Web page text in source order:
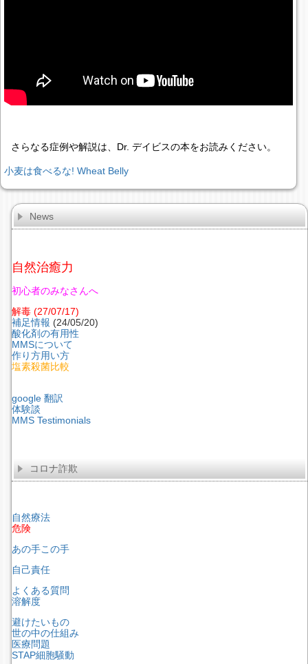
さらなる症例や解説は、Dr. デイビスの本をお読みください。
小麦は食べるな! Wheat Belly
News
自然治癒力
初心者のみなさんへ
解毒 (27/07/17)
補足情報 (24/05/20)
酸化剤の有用性
MMSについて
作り方用い方
塩素殺菌比較
google 翻訳
体験談
MMS Testimonials
コロナ詐欺
自然療法
危険
あの手この手
自己責任
よくある質問
溶解度
避けたいもの
世の中の仕組み
医療問題
STAP細胞騒動